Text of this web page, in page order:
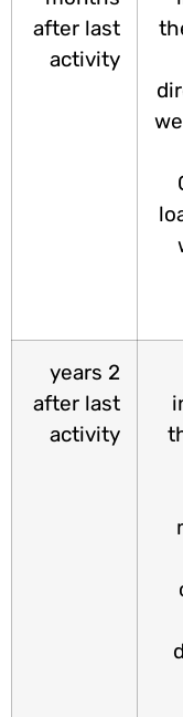
after last
activity
2 years
after last
activity